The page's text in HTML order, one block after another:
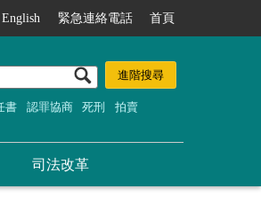
English 緊急連絡電話 首頁
書 認罪協商 死刑 拍賣
司法改革